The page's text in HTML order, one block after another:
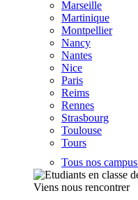
Marseille
Martinique
Montpellier
Nancy
Nantes
Nice
Paris
Reims
Rennes
Strasbourg
Toulouse
Tours
Tous nos campus
Viens nous rencontrer